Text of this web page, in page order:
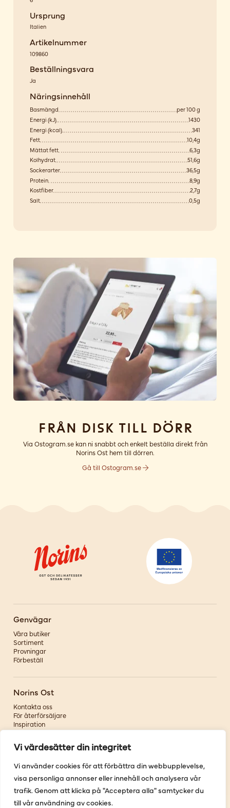
Vi värdesätter din integritet
Vi använder cookies för att förbättra din webbupplevelse,
visa personliga annonser eller innehåll och analysera vår
trafik. Genom att klicka på "Acceptera alla" samtycker du
till vår användning av cookies.
Ursprung
Italien
Artikelnummer
109860
Beställningsvara
Ja
Näringsinnehåll
Basmängd
per 100 g
Energi (kJ)
1430
Energi (kcal)
341
Fett
10,4g
Mättat fett
6,3g
Kolhydrat
51,6g
Sockerarter
36,5g
Protein
8,9g
Kostfiber
2,7g
Salt
0,5g
Från disk till dörr
Via Ostogram.se kan ni snabbt och enkelt beställa direkt från
Norins Ost hem till dörren.
Gå till Ostogram.se
Genvägar
Våra butiker
Sortiment
Provningar
Förbeställ
Norins Ost
Kontakta oss
För återförsäljare
Inspiration
Om oss
Följ oss
Facebook
Instagram
Pinterest